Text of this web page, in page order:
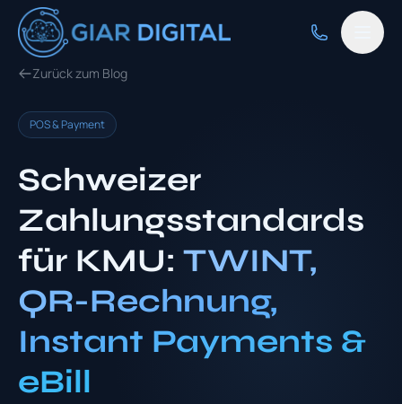
Zurück zum Blog
POS & Payment
Schweizer
Zahlungsstandards
für KMU: TWINT,
QR-Rechnung,
Instant Payments &
eBill